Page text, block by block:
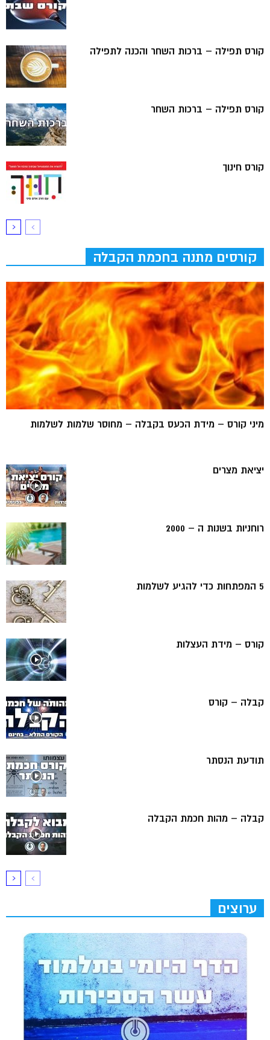
קורס תפילה – ברכות השחר והכנה לתפילה
קורס תפילה – ברכות השחר
קורס חינוך
קורסים מתנה בחכמת הקבלה
מיני קורס – מידת הכעס בקבלה – מחוסר שלמות לשלמות
יציאת מצרים
רוחניות בשנות ה – 2000
5 המפתחות כדי להגיע לשלמות
קורס – מידת העצלות
קבלה – קורס
תודעת הנסתר
קבלה – מהות חכמת הקבלה
ערוצים